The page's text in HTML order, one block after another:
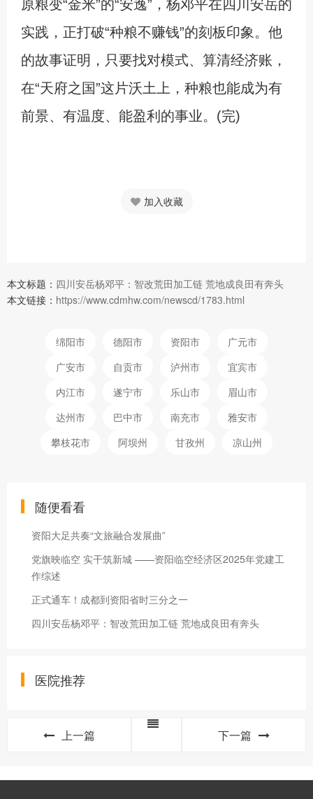
原粮变“金米”的“安逸”，杨邓平在四川安岳的
实践，正打破“种粮不赚钱”的刻板印象。他
的故事证明，只要找对模式、算清经济账，
在“天府之国”这片沃土上，种粮也能成为有
前景、有温度、能盈利的事业。(完)
加入收藏
本文标题： 四川安岳杨邓平：智改荒田加工链 荒地成良田有奔头
本文链接： https://www.cdmhw.com/newscd/1783.html
绵阳市 德阳市 资阳市
广元市
广安市
自贡市 泸州市
宜宾市
内江市
遂宁市 乐山市
眉山市
达州市
巴中市 南充市
雅安市
攀枝花市
阿坝州 甘孜州 凉山州
随便看看
资阳大足共奏“文旅融合发展曲”
党旗映临空 实干筑新城 ——资阳临空经济区2025年党建工
作综述
正式通车！成都到资阳省时三分之一
四川安岳杨邓平：智改荒田加工链 荒地成良田有奔头
医院推荐
上一篇 下一篇